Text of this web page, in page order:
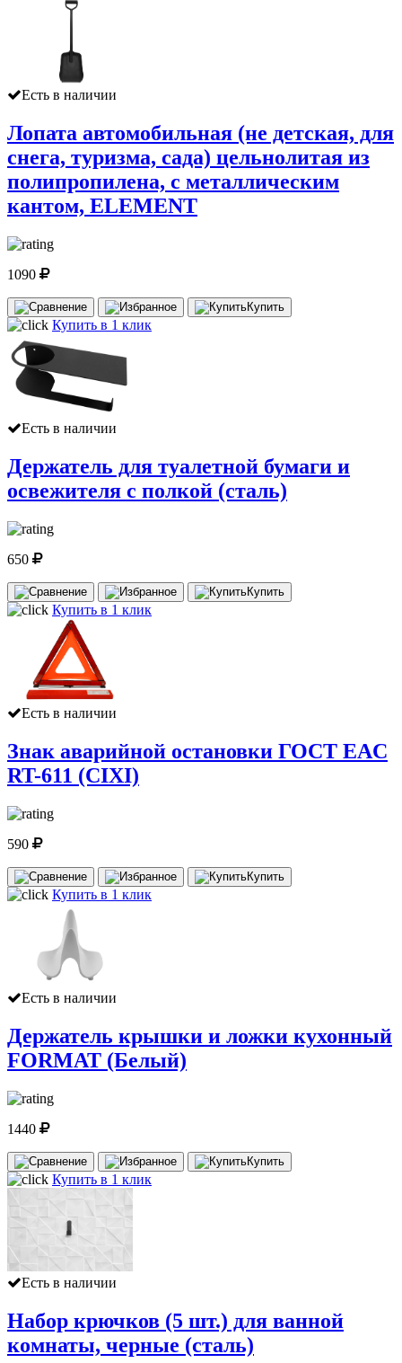
Есть в наличии
Лопата автомобильная (не детская, для
снега, туризма, сада) цельнолитая из
полипропилена, с металлическим
кантом, ELEMENT
1090
Купить
Купить в 1 клик
Есть в наличии
Держатель для туалетной бумаги и
освежителя с полкой (сталь)
650
Купить
Купить в 1 клик
Есть в наличии
Знак аварийной остановки ГОСТ EAC
RT-611 (CIXI)
590
Купить
Купить в 1 клик
Есть в наличии
Держатель крышки и ложки кухонный
FORMAT (Белый)
1440
Купить
Купить в 1 клик
Есть в наличии
Набор крючков (5 шт.) для ванной
комнаты, черные (сталь)